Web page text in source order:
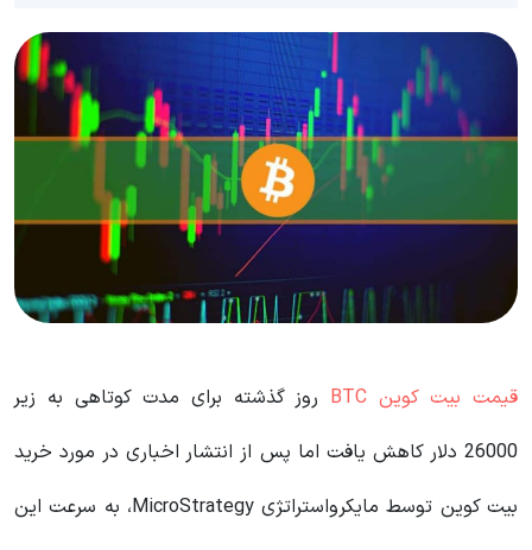
قیمت بیت کوین BTC
روز گذشته برای مدت کوتاهی به زیر
26000 دلار کاهش یافت اما پس از انتشار اخباری در مورد خرید
بیت کوین توسط مایکرواستراتژی MicroStrategy، به سرعت این